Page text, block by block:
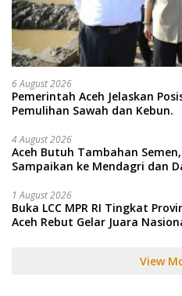
6 August 2026
Pemerintah Aceh Jelaskan
Pemulihan Sawah dan Kebun.
4 August 2026
Aceh Butuh Tambahan
Sampaikan ke Mendagri dan
1 August 2026
Buka LCC MPR RI Tingkat
Aceh Rebut Gelar Juara
View